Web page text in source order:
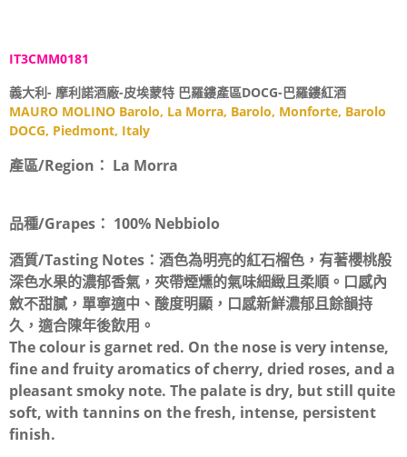
IT3CMM0181
義大利- 摩利諾酒廠-皮埃蒙特 巴羅鏤產區DOCG-巴羅鏤紅酒
MAURO MOLINO Barolo, La Morra, Barolo, Monforte, Barolo
DOCG, Piedmont, Italy
產區/Region： La Morra
品種/Grapes： 100% Nebbiolo
酒質/Tasting Notes： 酒色為明亮的紅石榴色，有著櫻桃般
深色水果的濃郁香氣，夾帶煙燻的氣味細緻且柔順。口感內
斂不甜膩，單寧適中、酸度明顯，口感新鮮濃郁且餘韻持
久，適合陳年後飲用。
The colour is garnet red. On the nose is very intense,
fine and fruity aromatics of cherry, dried roses, and a
pleasant smoky note. The palate is dry, but still quite
soft, with tannins on the fresh, intense, persistent
finish.